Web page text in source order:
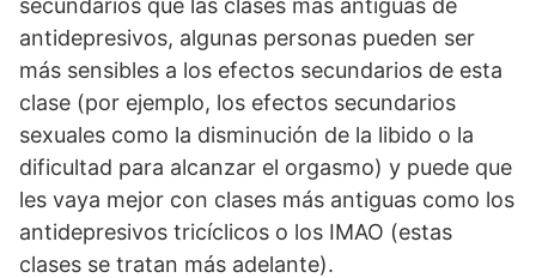
secundarios que las clases más antiguas de
antidepresivos, algunas personas pueden ser
más sensibles a los efectos secundarios de esta
clase (por ejemplo, los efectos secundarios
sexuales como la disminución de la libido o la
dificultad para alcanzar el orgasmo) y puede que
les vaya mejor con clases más antiguas como los
antidepresivos tricíclicos o los IMAO (estas
clases se tratan más adelante).